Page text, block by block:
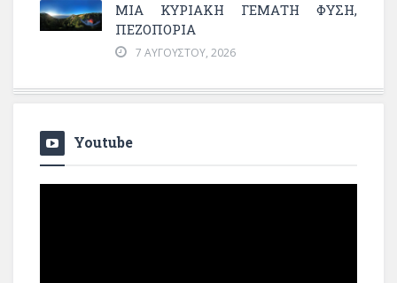
ΜΙΑ ΚΥΡΙΑΚΉ ΓΕΜΆΤΗ ΦΎΣΗ,
ΠΕΖΟΠΟΡΊΑ
7 ΑΥΓΟΎΣΤΟΥ, 2026
Youtube